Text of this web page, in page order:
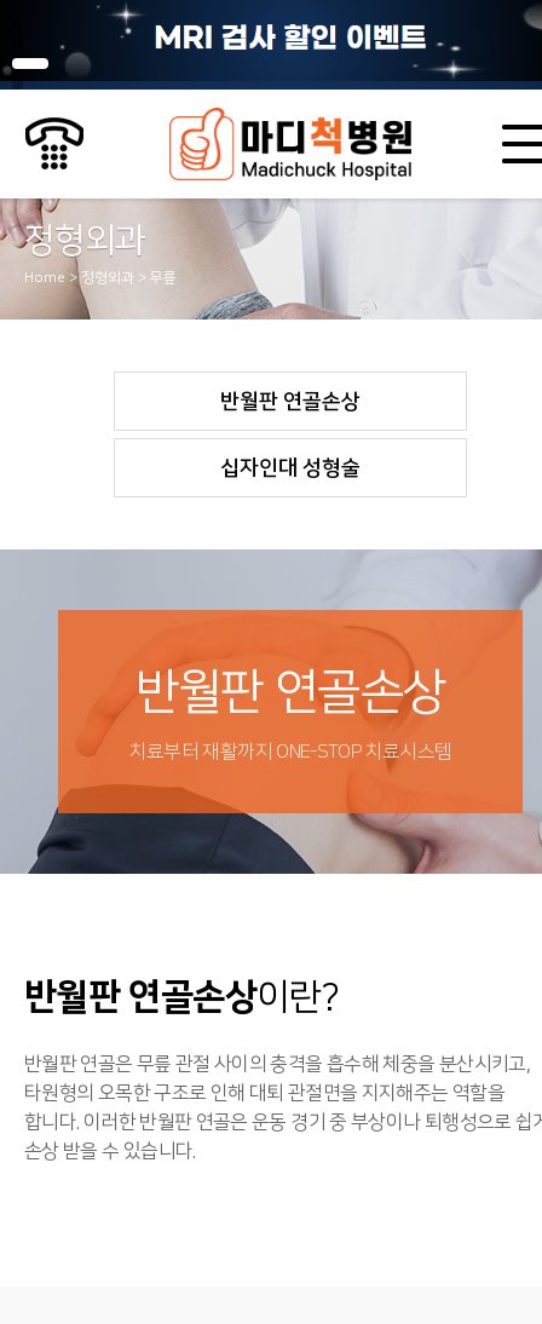
정형외과
Home > 정형외과 > 무릎
반월판 연골손상
치료부터 재활까지 ONE-STOP 치료시스템
반월판 연골손상이란?
반월판 연골은 무릎 관절 사이의 충격을 흡수해 체중을 분산시키고,
타원형의 오목한 구조로 인해 대퇴 관절면을 지지해주는 역할을
합니다. 이러한 반월판 연골은 운동 경기 중 부상이나 퇴행성으로 쉽
손상 받을 수 있습니다.